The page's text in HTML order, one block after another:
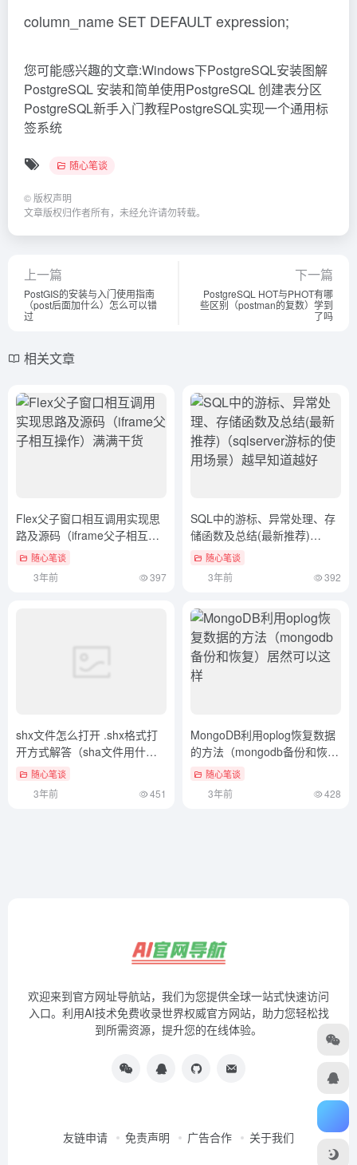
column_name SET DEFAULT expression;
您可能感兴趣的文章:Windows下PostgreSQL安装图解
PostgreSQL 安装和简单使用PostgreSQL 创建表分区
PostgreSQL新手入门教程PostgreSQL实现一个通用标
签系统
随心笔谈
© 版权声明
文章版权归作者所有，未经允许请勿转载。
上一篇
PostGIS的安装与入门使用指南
（post后面加什么）怎么可以错
过
下一篇
PostgreSQL HOT与PHOT有哪
些区别（postman的复数）学到
了吗
相关文章
Flex父子窗口相互调用实现思
路及源码（iframe父子相互操
作）满满干货
随心笔谈
3年前 397
SQL中的游标、异常处理、存
储函数及总结(最新推荐)
（sqlserver游标的使用场景）
越早知道越好
随心笔谈
3年前 392
shx文件怎么打开 .shx格式打
开方式解答（sha文件用什么
打开）学会了吗
随心笔谈
3年前 451
MongoDB利用oplog恢复数据
的方法（mongodb备份和恢
复）居然可以这样
随心笔谈
3年前 428
欢迎来到官方网址导航站，我们为您提供全球一站式快速访问
入口。利用AI技术免费收录世界权威官方网站，助力您轻松找
到所需资源，提升您的在线体验。
友链申请 免责声明 广告合作 关于我们